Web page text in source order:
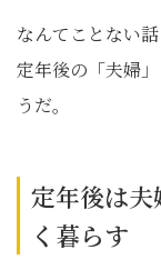
なんてことない
定年後の「夫婦
うだ。
定年後は
く暮らす